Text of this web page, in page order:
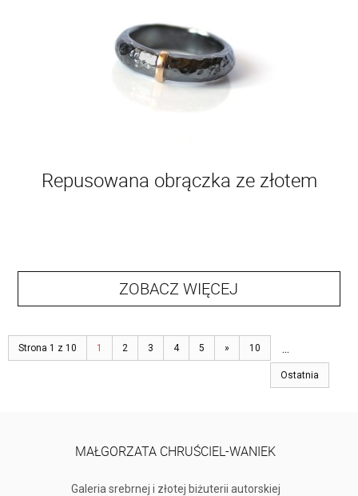
Repusowana obrączka ze złotem
ZOBACZ WIĘCEJ
Strona 1 z 10 1 2 3 4 5 » 10 ...
Ostatnia
MAŁGORZATA CHRUŚCIEL-WANIEK
Galeria srebrnej i złotej biżuterii autorskiej